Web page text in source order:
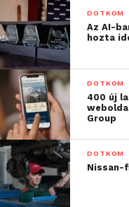
DOTKOM
Az AI-
hozta
DOTKOM
400 új
Group
DOTKOM
Nissan-